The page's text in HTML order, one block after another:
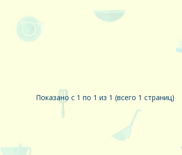
Показано с 1 по 1 из 1 (всего 1 страниц)